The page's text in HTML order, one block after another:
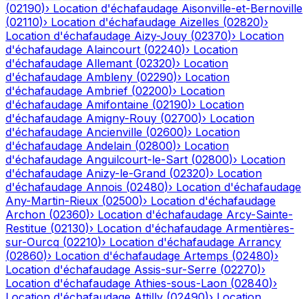
(02190)› Location d'échafaudage Aisonville-et-Bernoville
(02110)› Location d'échafaudage Aizelles (02820)›
Location d'échafaudage Aizy-Jouy (02370)› Location
d'échafaudage Alaincourt (02240)› Location
d'échafaudage Allemant (02320)› Location
d'échafaudage Ambleny (02290)› Location
d'échafaudage Ambrief (02200)› Location
d'échafaudage Amifontaine (02190)› Location
d'échafaudage Amigny-Rouy (02700)› Location
d'échafaudage Ancienville (02600)› Location
d'échafaudage Andelain (02800)› Location
d'échafaudage Anguilcourt-le-Sart (02800)› Location
d'échafaudage Anizy-le-Grand (02320)› Location
d'échafaudage Annois (02480)› Location d'échafaudage
Any-Martin-Rieux (02500)› Location d'échafaudage
Archon (02360)› Location d'échafaudage Arcy-Sainte-
Restitue (02130)› Location d'échafaudage Armentières-
sur-Ourcq (02210)› Location d'échafaudage Arrancy
(02860)› Location d'échafaudage Artemps (02480)›
Location d'échafaudage Assis-sur-Serre (02270)›
Location d'échafaudage Athies-sous-Laon (02840)›